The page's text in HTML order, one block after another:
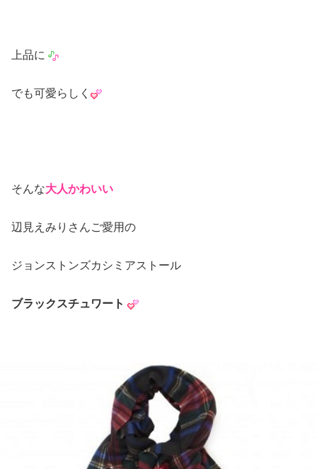
上品に
でも可愛らしく
そんな大人かわいい
辺見えみりさんご愛用の
ジョンストンズカシミアストール
ブラックスチュワート